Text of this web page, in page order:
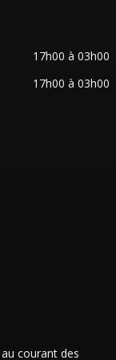
17h00 à 03h00
17h00 à 03h00
courant des